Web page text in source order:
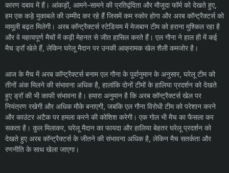
कारण दबाव में हैं। आंकड़ों, आमने-सामने की प्रतिद्वंदिता और मौजूदा फॉर्म को देखते हुए,
हम एक कड़े मुकाबले की उम्मीद कर रहे हैं जिसमें कम स्कोर होगा और अरब कॉन्ट्रैक्टर्स को
मामूली बढ़त मिलेगी। अरब कॉन्ट्रैक्टर्स स्टेडियम में मेजबान टीम को हराना मुश्किल रहा है
और वे महत्वपूर्ण मैचों में कड़ी मेहनत से जीत हासिल करते हैं। एल गौना ने हाल ही में कई
मैच ड्रॉ खेले हैं, लेकिन घरेलू मैदान पर उनकी आक्रामक खेल शैली कमजोर है।
आज के मैच में अरब कॉन्ट्रैक्टर्स बनाम एल गौना के पूर्वानुमान के अनुसार, घरेलू टीम को
तीनों अंक मिलने की संभावना अधिक है, हालांकि दोनों टीमों के हालिया प्रदर्शन को देखते
हुए ड्रॉ की भी काफी संभावना है। हमारा अनुमान है कि अरब कॉन्ट्रैक्टर्स खेल पर
नियंत्रण रखेगी और अधिक मौके बनाएगी, जबकि एल गौना विरोधी टीम को परेशान करने
और काउंटर अटैक पर हमला करने की कोशिश करेगी। एक गोल भी मैच का फैसला कर
सकता है। कुल मिलाकर, घरेलू मैदान का फायदा और हालिया बेहतर घरेलू प्रदर्शन को
देखते हुए अरब कॉन्ट्रैक्टर्स के जीतने की संभावना अधिक है, लेकिन मैच सतर्कता और
रणनीति के साथ खेला जाएगा।